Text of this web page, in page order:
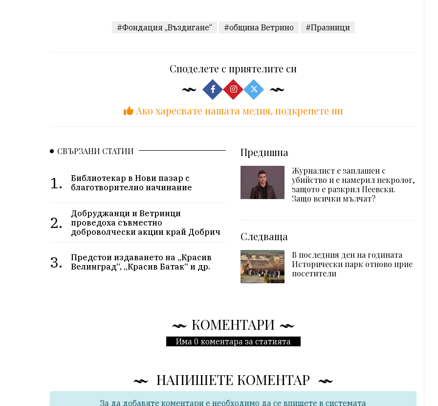
#Фондация „Въздигане“ #община Ветрино #Празници
Споделете с приятелите си
Ако харесвате нашата медия, подкрепете ни
СВЪРЗАНИ СТАТИИ
1.
Библиотекар в Нови пазар с
благотворително начинание
2.
Добруджанци и Ветринци
проведоха съвместнo
доброволчески акции край Добрич
3.
Предстои издаването на „Красив
Велинград“, „Красив Батак“ и др.
Предишна
Журналист е заплашен с
убийство и е намерил некролог,
защото е разкрил Пеевски.
Защо всички мълчат?
Следваща
В последния ден на годината
Исторически парк отново прие
посетители
КОМЕНТАРИ
Има 0 коментара за статията
НАПИШЕТЕ КОМЕНТАР
За да добавяте коментари е необходимо да се впишете в системата